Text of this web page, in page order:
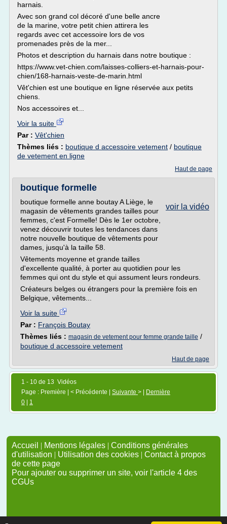
harnais.
Avec son grand col décoré d'une belle ancre
de la marine, votre petit chien attirera les
regards avec cet accessoire lors de vos
promenades près de la mer...
Photos et description du harnais dans notre boutique :
https://www.vet-chien.com/laisses-colliers-et-harnais-pour-
chien/168-harnais-veste-de-marin.html
Vêt'chien est une boutique en ligne réservée aux petits
chiens.
Nos accessoires et...
Voir la suite
Par : Vêt'chien
Thèmes liés : boutique d accessoire vetement / boutique
de vetement en ligne
Haut de page
boutique formelle
voir la vidéo
boutique formelle anne boutay A Liège, le
magasin de vêtements grandes tailles pour
femmes, c'est Formelle! Dès le 1er octobre,
venez découvrir toutes les tendances dans
notre nouvelle boutique de vêtements pour
dames, jusqu'à la taille 58.
Vêtements moyenne et grande tailles
d'excellente qualité, à porter au quotidien pour les
femmes qui ont du style et qui assument leurs rondeurs.
Créateurs belges ou étrangers pour la première fois en
Belgique, vêtements...
Voir la suite
Par : François Boutay
Thèmes liés : magasin de vetement pour femme grande taille /
boutique d accessoire vetement
Haut de page
1 - 10 de 13 Vidéos
Page : Première | < Précédente | Suivante > |
Dernière
0
1
Accueil | Mentions légales | Conditions générales
d'utilisation | Utilisation des cookies | Contact à propos
de cette page
Pour ajouter ou supprimer un site, voir l'article 4 des
CGUs